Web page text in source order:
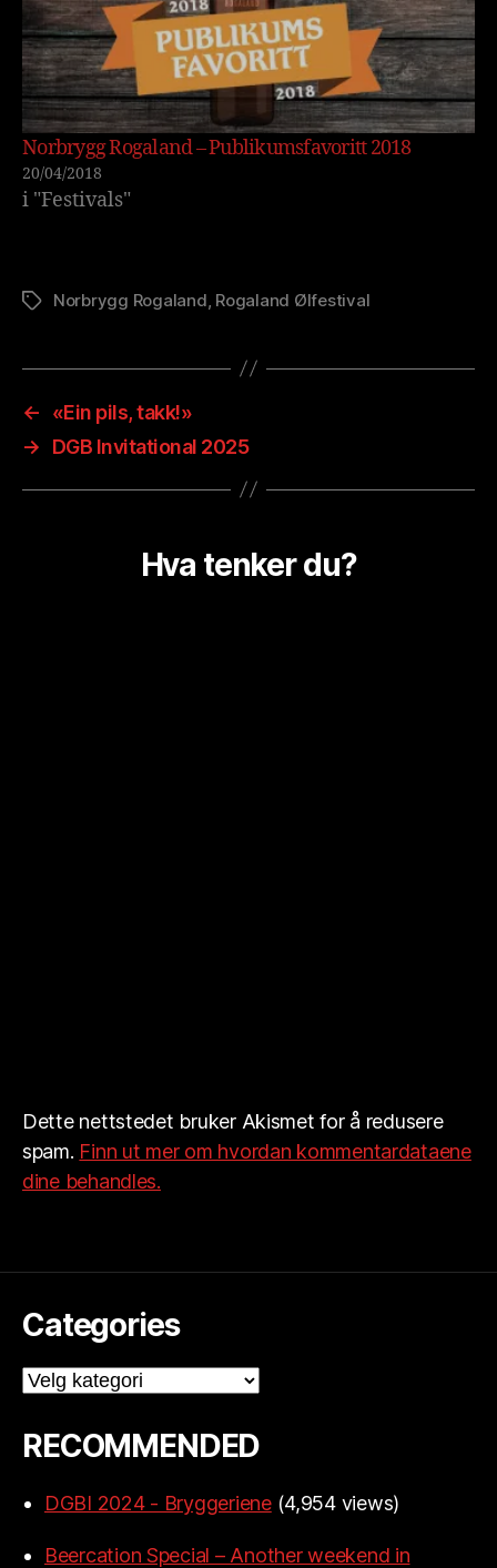
Norbrygg Rogaland – Publikumsfavoritt 2018
20/04/2018
i "Festivals"
StikkordNorbrygg Rogaland Rogaland Ølfestival
←
«Ein pils, takk!»
→
DGB Invitational 2025
Hva tenker du?
Dette nettstedet bruker Akismet for å redusere
spam. Finn ut mer om hvordan kommentardataene
dine behandles.
Categories
Categories
RECOMMENDED
DGBI 2024 - Bryggeriene (4,954 views)
Beercation Special – Another weekend in